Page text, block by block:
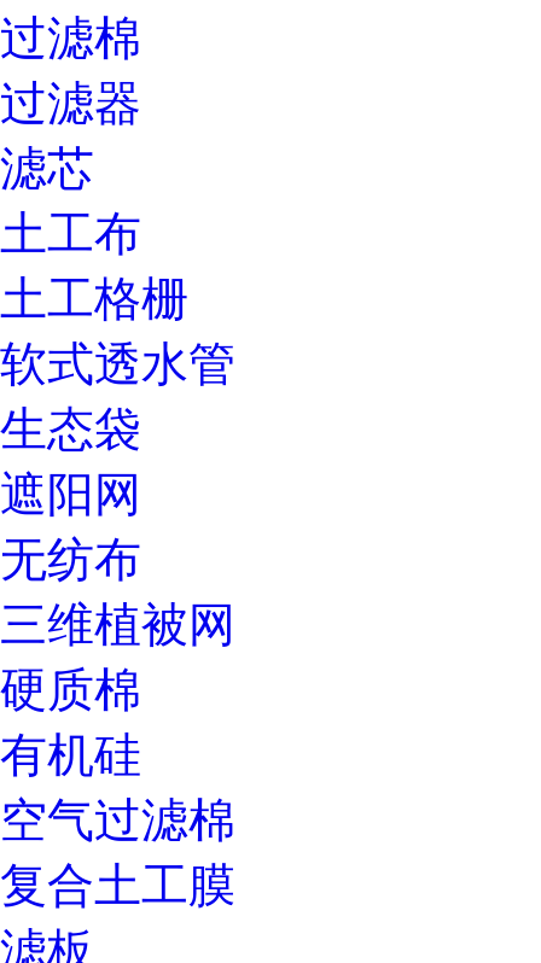
过滤棉
过滤器
滤芯
土工布
土工格栅
软式透水管
生态袋
遮阳网
无纺布
三维植被网
硬质棉
有机硅
空气过滤棉
复合土工膜
滤板